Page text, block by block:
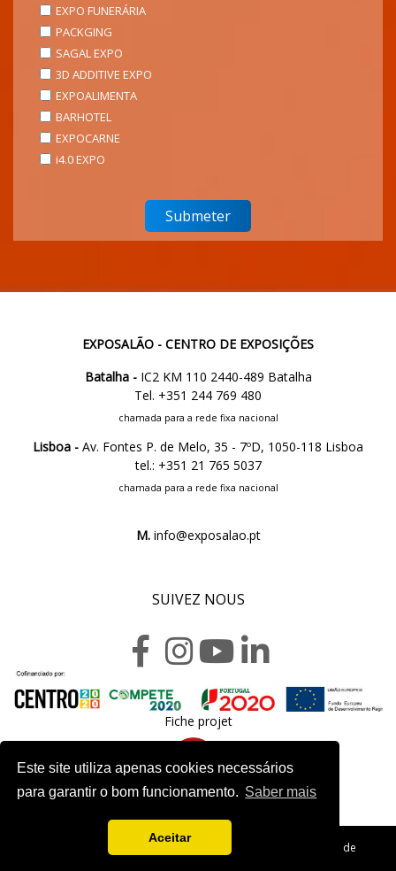
Este site utiliza apenas cookies necessários
para garantir o bom funcionamento. Saber mais
Aceitar
EXPO FUNERÁRIA
PACKGING
SAGAL EXPO
3D ADDITIVE EXPO
EXPOALIMENTA
BARHOTEL
EXPOCARNE
i4.0 EXPO
EXPOSALÃO - CENTRO DE EXPOSIÇÕES
Batalha -IC2 KM 110 2440-489 Batalha
Tel. +351 244 769 480
chamada para a rede fixa nacional
Lisboa - Av. Fontes P. de Melo, 35 - 7ºD, 1050-118 Lisboa
tel.: +351 21 765 5037
chamada para a rede fixa nacional
M.info@exposalao.pt
SUIVEZ NOUS
Fiche projet
Copyright 2020. Exposalão - Tous droits réservés -
Politique de